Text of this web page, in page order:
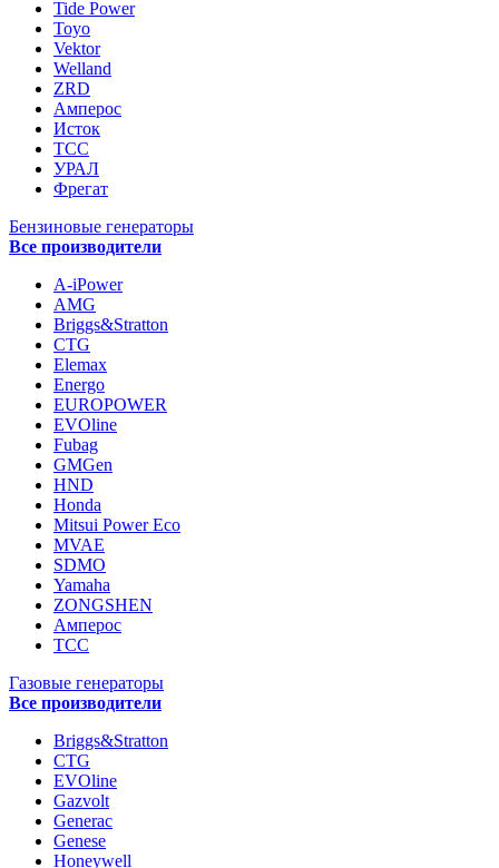
Tide Power
Toyo
Vektor
Welland
ZRD
Амперос
Исток
ТСС
УРАЛ
Фрегат
Бензиновые генераторы
Все производители
A-iPower
AMG
Briggs&Stratton
CTG
Elemax
Energo
EUROPOWER
EVOline
Fubag
GMGen
HND
Honda
Mitsui Power Eco
MVAE
SDMO
Yamaha
ZONGSHEN
Амперос
ТСС
Газовые генераторы
Все производители
Briggs&Stratton
CTG
EVOline
Gazvolt
Generac
Genese
Honeywell